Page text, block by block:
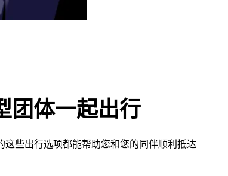
团体一起出行
些出行选项都能帮助您和您的同伴顺利抵达